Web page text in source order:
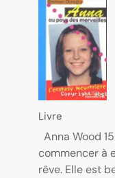
Livre
Anna Wood
commencer à
rêve. Elle est